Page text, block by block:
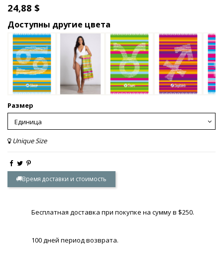
24,88 $
Доступны другие цвета
Размер
Unique Size
Время доставки и стоимость
Бесплатная доставка при покупке на сумму в $250.
100 дней период возврата.